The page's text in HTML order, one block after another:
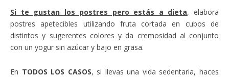
Si te gustan los postres pero estás a dieta, elabora
postres apetecibles utilizando fruta cortada en cubos de
distintos y sugerentes colores y da cremosidad al conjunto
con un yogur sin azúcar y bajo en grasa.
En TODOS LOS CASOS, si llevas una vida sedentaria, haces